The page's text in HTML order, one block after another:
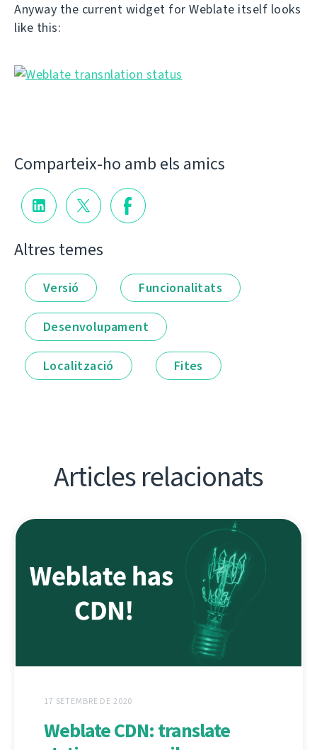
Anyway the current widget for Weblate itself looks
like this:
Comparteix-ho amb els amics
Altres temes
Versió Funcionalitats
Desenvolupament
Localització Fites
Articles relacionats
17 SETEMBRE DE 2020
Weblate CDN: translate